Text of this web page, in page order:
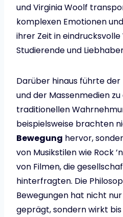
und Virginia Woolf
komplexen Emotionen
ihrer Zeit in
Studierende und
Darüber hinaus führte der
und der Massenmedien
traditionellen
beispielsweise brachten
Bewegung hervor,
von Musikstilen wie Rock
von Filmen, die
hinterfragten. Die
Bewegungen hat nicht
geprägt, sondern wirkt bis